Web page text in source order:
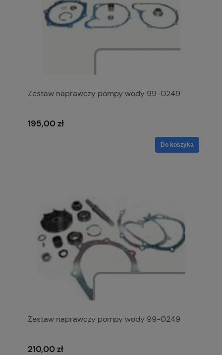
Zestaw naprawczy pompy wody 99-0249
195,00 zł
Do koszyka
Zestaw naprawczy pompy wody 99-0249
210,00 zł